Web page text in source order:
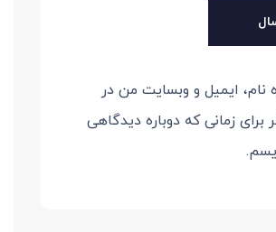
نام، ایمیل و وبسایت من در
برای زمانی که دوباره دیدگاهی